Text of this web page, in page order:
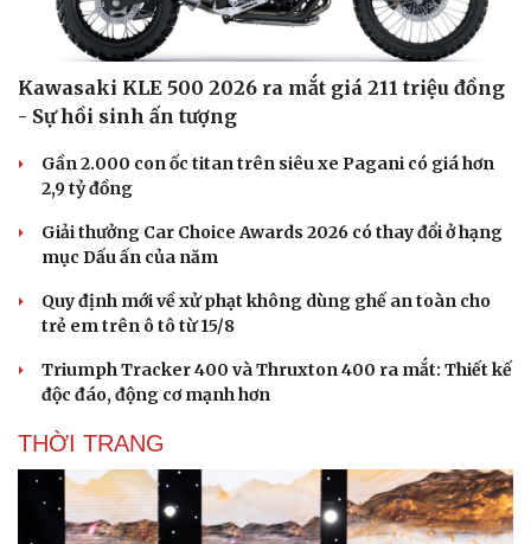
Dinh dưỡng - món ngon
Cây thuốc
Nhi khoa
Nam khoa
Làm đẹp - giảm cân
Phòng mạch online
Nhà đẹp
Tình yêu - Gia đình
Kawasaki KLE 500 2026 ra mắt giá 211 triệu đồng
- Sự hồi sinh ấn tượng
Gần 2.000 con ốc titan trên siêu xe Pagani có giá hơn
2,9 tỷ đồng
Giải thưởng Car Choice Awards 2026 có thay đổi ở hạng
mục Dấu ấn của năm
Quy định mới về xử phạt không dùng ghế an toàn cho
trẻ em trên ô tô từ 15/8
Triumph Tracker 400 và Thruxton 400 ra mắt: Thiết kế
độc đáo, động cơ mạnh hơn
THỜI TRANG